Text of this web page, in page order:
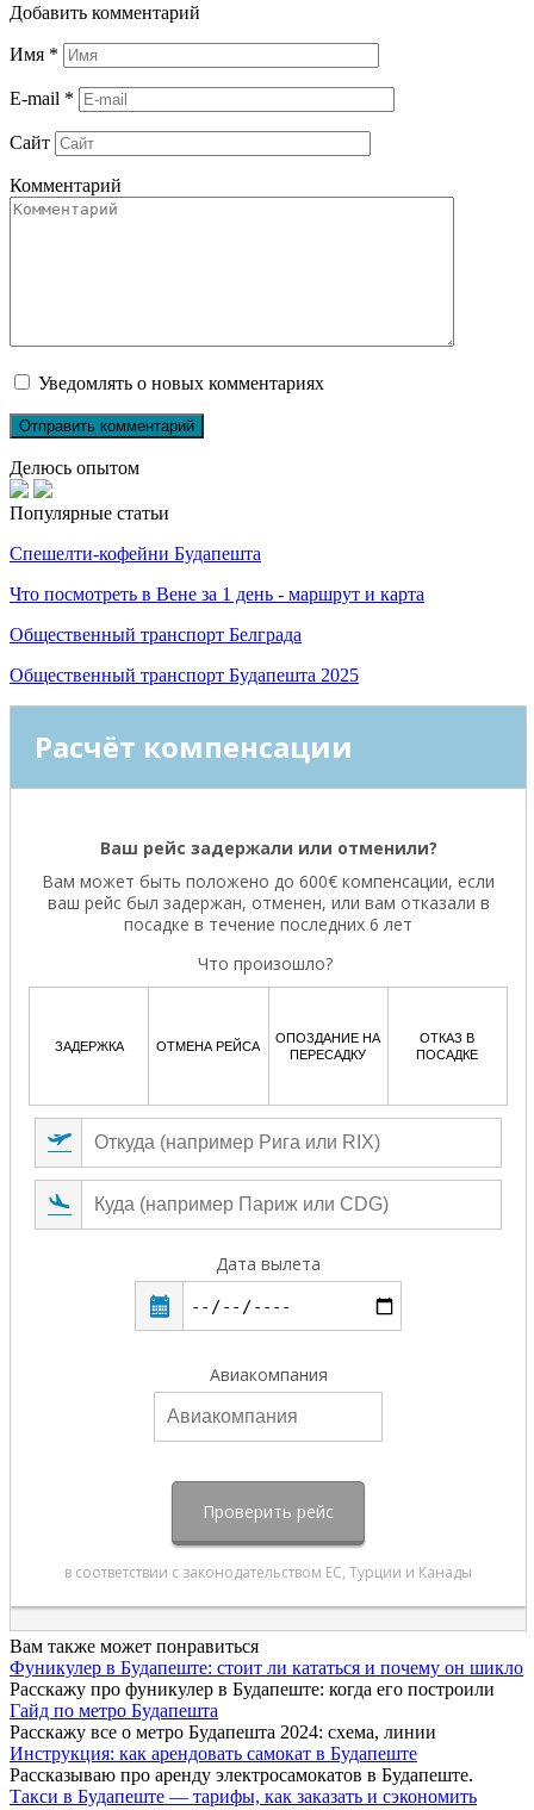
Добавить комментарий
Имя *
E-mail *
Сайт
Комментарий
Уведомлять о новых комментариях
Делюсь опытом
Популярные статьи
Спешелти-кофейни Будапешта
Что посмотреть в Вене за 1 день - маршрут и карта
Общественный транспорт Белграда
Общественный транспорт Будапешта 2025
Вам также может понравиться
Фуникулер в Будапеште: стоит ли кататься и почему он шикло
Расскажу про фуникулер в Будапеште: когда его построили
Гайд по метро Будапешта
Расскажу все о метро Будапешта 2024: схема, линии
Инструкция: как арендовать самокат в Будапеште
Рассказываю про аренду электросамокатов в Будапеште.
Такси в Будапеште — тарифы, как заказать и сэкономить